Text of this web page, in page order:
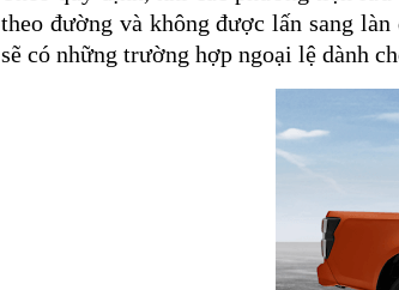
theo đường và không được lấn sang
sẽ có những trường hợp ngoại lệ dành